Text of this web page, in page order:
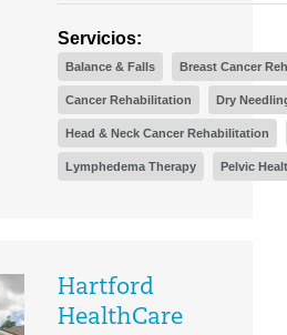
Servicios:
Balance & Falls Breast Cancer
Cancer Rehabilitation Dry
Head & Neck Cancer Rehabilitation
Lymphedema Therapy Pelvic
Hartford
HealthCare